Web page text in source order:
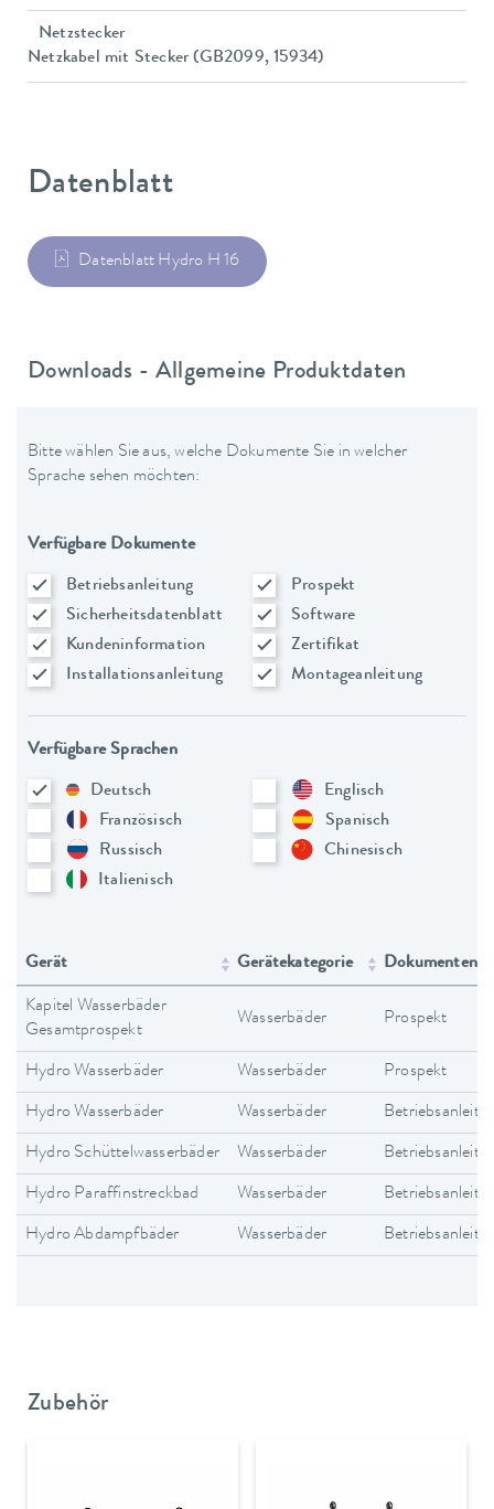
Netzstecker
Netzkabel mit Stecker (GB2099, 15934)
Datenblatt
Datenblatt Hydro H 16
Downloads - Allgemeine Produktdaten
Bitte wählen Sie aus, welche Dokumente Sie in welcher
Sprache sehen möchten:
Verfügbare Dokumente
Betriebsanleitung
Prospekt
Sicherheitsdatenblatt
Software
Kundeninformation
Zertifikat
Installationsanleitung
Montageanleitung
Verfügbare Sprachen
Deutsch
Englisch
Französisch
Spanisch
Russisch
Chinesisch
Italienisch
Gerät Gerätekategorie
Kapitel Wasserbäder
Gesamtprospekt
Wasserbäder Prospekt
Hydro Wasserbäder Wasserbäder Prospekt
Hydro Wasserbäder Wasserbäder
Hydro Schüttelwasserbäder Wasserbäder
Hydro Paraffinstreckbad Wasserbäder
Hydro Abdampfbäder Wasserbäder
Zubehör